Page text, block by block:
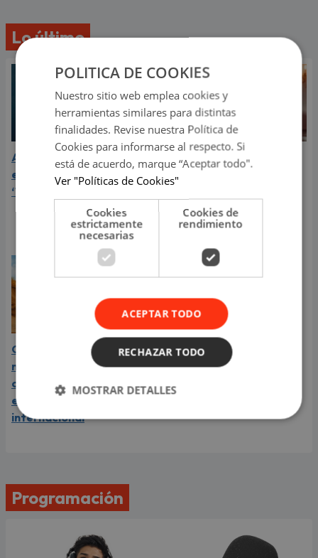
Lo último
Aria Vega conquista con
el lanzamiento de
‘Tototo (+4)’
¿Greeicy está
embarazada de su
compartió revelador
video
Carín León está en el
mejor momento de su
carrera y llega a Lima en
el año de su consagración
internacional
Programación
POLITICA DE COOKIES
Nuestro sitio web emplea cookies y
herramientas similares para distintas
finalidades. Revise nuestra Política de
Cookies para informarse al respecto. Si
está de acuerdo, marque “Aceptar todo".
Ver "Políticas de Cookies"
Cookies
estrictamente
necesarias
Cookies de
rendimiento
ACEPTAR TODO
RECHAZAR TODO
MOSTRAR DETALLES